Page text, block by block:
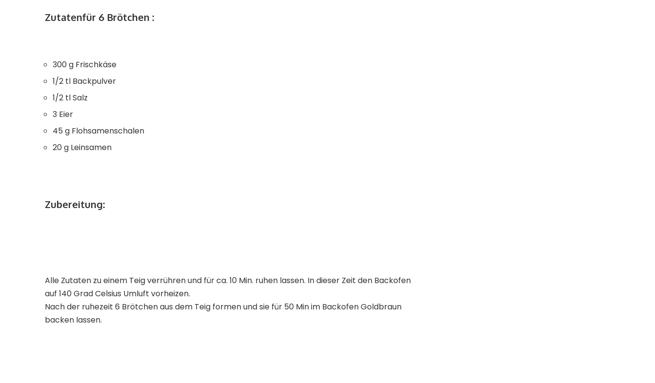
Zutatenfür 6 Brötchen :
300 g Frischkäse
1/2 tl Backpulver
1/2 tl Salz
3 Eier
45 g Flohsamenschalen
20 g Leinsamen
Zubereitung:
Alle Zutaten zu einem Teig verrühren und für ca. 10 Min. ruhen lassen. In dieser Zeit den Backofen
auf 140 Grad Celsius Umluft vorheizen.
Nach der ruhezeit 6 Brötchen aus dem Teig formen und sie für 50 Min im Backofen Goldbraun
backen lassen.